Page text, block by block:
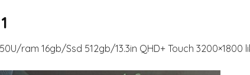
ram 16gb/Ssd 512gb/13.3in QHD+ Touch 3200×1800